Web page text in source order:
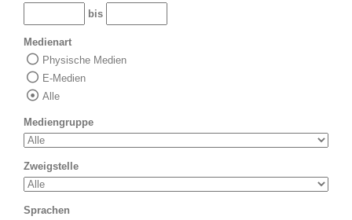
bis
Medienart
Physische Medien
E-Medien
Alle
Mediengruppe
Zweigstelle
Sprachen